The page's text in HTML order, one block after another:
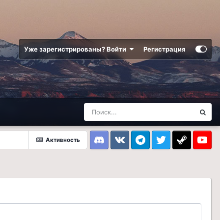
Уже зарегистрированы? Войти Регистрация
Активность
DiscordVK TelegramTwitter Steam